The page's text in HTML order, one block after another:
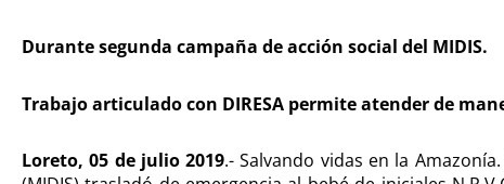
Durante segunda campaña de acción social del MIDIS.
Trabajo articulado con DIRESA permite atender de
Loreto, 05 de julio 2019.- Salvando vidas en la